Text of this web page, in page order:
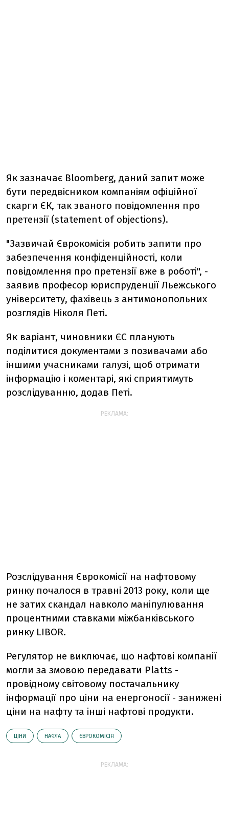
Як зазначає Bloomberg, даний запит може
бути передвісником компаніям офіційної
скарги ЄК, так званого повідомлення про
претензії (statement of objections).
"Зазвичай Єврокомісія робить запити про
забезпечення конфіденційності, коли
повідомлення про претензії вже в роботі", -
заявив професор юриспруденції Льежського
університету, фахівець з антимонопольних
розглядів Ніколя Петі.
Як варіант, чиновники ЄС планують
поділитися документами з позивачами або
іншими учасниками галузі, щоб отримати
інформацію і коментарі, які сприятимуть
розслідуванню, додав Петі.
РЕКЛАМА:
Розслідування Єврокомісії на нафтовому
ринку почалося в травні 2013 року, коли ще
не затих скандал навколо маніпулювання
процентними ставками міжбанківського
ринку LIBOR.
Регулятор не виключає, що нафтові компанії
могли за змовою передавати Platts -
провідному світовому постачальнику
інформації про ціни на енергоносії - занижені
ціни на нафту та інші нафтові продукти.
ЦІНИ НАФТА ЄВРОКОМІСІЯ
РЕКЛАМА: